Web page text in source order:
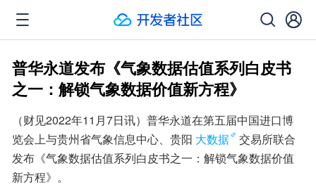
普华永道发布《气象数据估值系列白皮书
之一：解锁气象数据价值新方程》
（财见2022年11月7日讯）普华永道在第五届中国进口博
览会上与贵州省气象信息中心、贵阳 大数据
交易所联合
发布《气象数据估值系列白皮书之一：解锁气象数据价值
新方程》。